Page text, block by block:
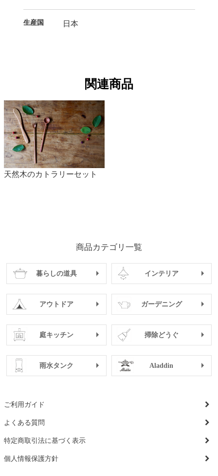
生産国 日本
関連商品
天然木のカトラリーセット
商品カテゴリ一覧
暮らしの道具 インテリア
アウトドア ガーデニング
庭キッチン 掃除どうぐ
雨水タンク Aladdin
ご利用ガイド
よくある質問
特定商取引法に基づく表示
個人情報保護方針